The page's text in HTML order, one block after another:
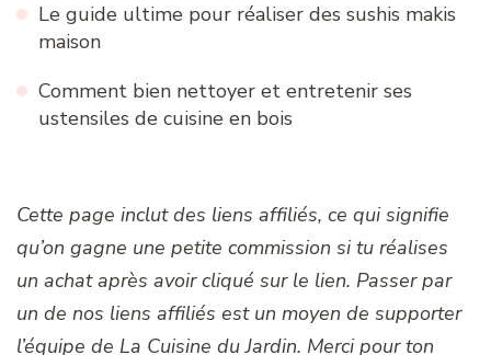
Le guide ultime pour réaliser des sushis makis
maison
Comment bien nettoyer et entretenir ses
ustensiles de cuisine en bois
Cette page inclut des liens affiliés, ce qui signifie
qu’on gagne une petite commission si tu réalises
un achat après avoir cliqué sur le lien. Passer par
un de nos liens affiliés est un moyen de supporter
l’équipe de La Cuisine du Jardin. Merci pour ton